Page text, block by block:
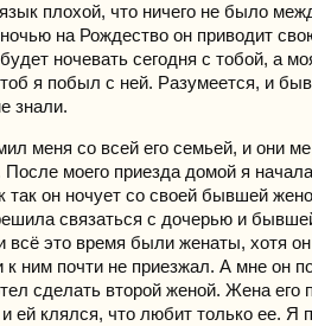
язык плохой, что ничего не было
на Рождество он приводит
ночевать сегодня с тобой, а
я побыл с ней. Разумеется, и
знали.
меня со всей его семьей, и они
После моего приезда домой я
так он ночует со своей бывшей
связаться с дочерью и
всё это время были женаты, хотя
к ним почти не приезжал. А мне он
сделать второй женой. Жена его
ей клялся, что любит только ее. Я